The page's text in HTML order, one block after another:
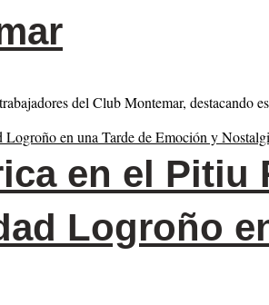
del Club Montemar, destacando
en el Pitiu
Logroño